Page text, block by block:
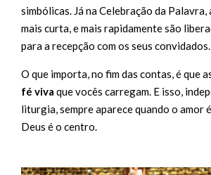
simbólicas. Já na Celebração da Palavra,
mais curta, e mais rapidamente são
para a recepção com os seus convidados.
O que importa, no fim das contas, é que
fé viva que vocês carregam. E isso,
liturgia, sempre aparece quando o amor
Deus é o centro.